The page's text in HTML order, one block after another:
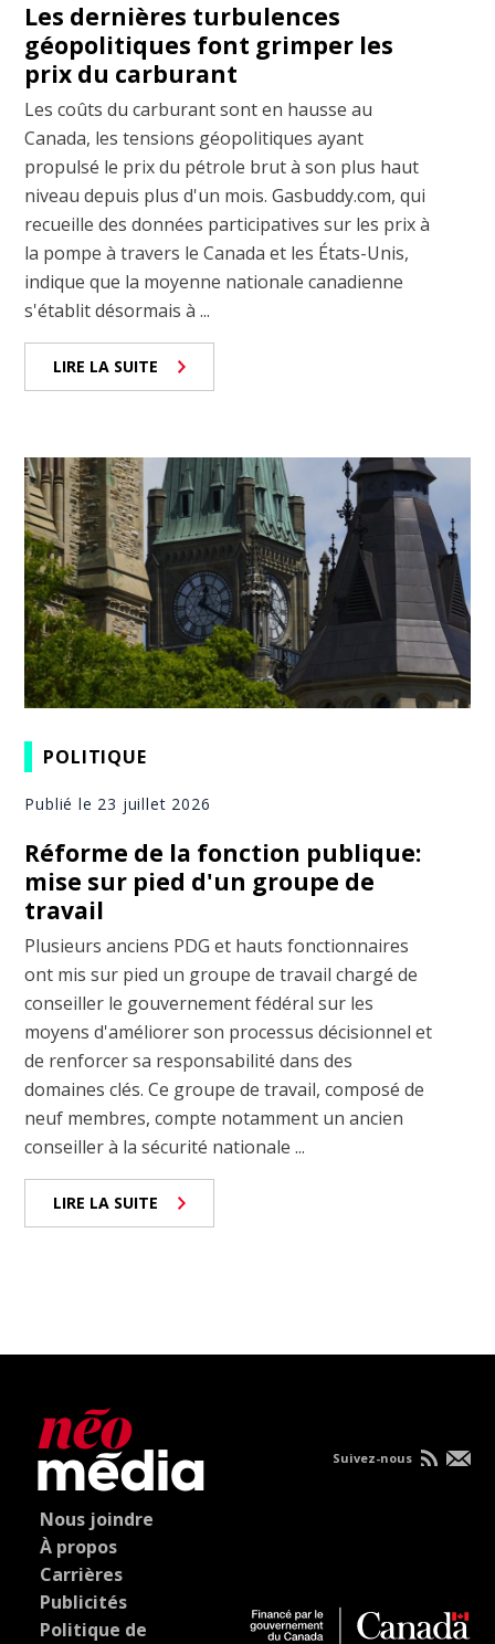
Les dernières turbulences
géopolitiques font grimper les
prix du carburant
Les coûts du carburant sont en hausse au
Canada, les tensions géopolitiques ayant
propulsé le prix du pétrole brut à son plus haut
niveau depuis plus d'un mois. Gasbuddy.com, qui
recueille des données participatives sur les prix à
la pompe à travers le Canada et les États-Unis,
indique que la moyenne nationale canadienne
s'établit désormais à ...
LIRE LA SUITE
POLITIQUE
Publié le 23 juillet 2026
Réforme de la fonction publique:
mise sur pied d'un groupe de
travail
Plusieurs anciens PDG et hauts fonctionnaires
ont mis sur pied un groupe de travail chargé de
conseiller le gouvernement fédéral sur les
moyens d'améliorer son processus décisionnel et
de renforcer sa responsabilité dans des
domaines clés. Ce groupe de travail, composé de
neuf membres, compte notamment un ancien
conseiller à la sécurité nationale ...
LIRE LA SUITE
Nous joindre
À propos
Carrières
Publicités
Politique de
Suivez-nous